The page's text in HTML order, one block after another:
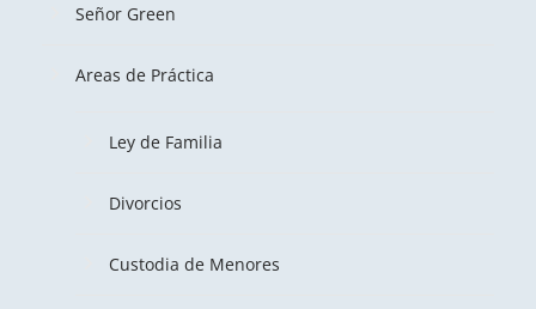
Señor Green
Areas de Práctica
Ley de Familia
Divorcios
Custodia de Menores